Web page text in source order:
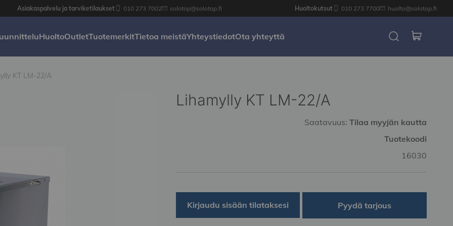
Asiakaspalvelu ja tarviketilaukset 010 273 7002 solotop@solotop.fi Huoltokutsut 010 273 7700 huolto@solotop.fi
HuoltoOutletTuotemerkitTietoa meistäYhteystiedotOta yhteyttä
KT LM-22/A
Lihamylly KT LM-22/A
Saatavuus: Tilaa myyjän kautta
Tuotekoodi
16030
Kirjaudu sisään tilataksesi Pyydä tarjous